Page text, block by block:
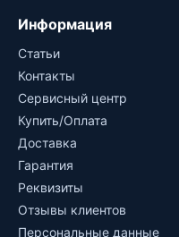
Информация
Статьи
Контакты
Сервисный центр
Купить/Оплата
Доставка
Гарантия
Реквизиты
Отзывы клиентов
Персональные данные